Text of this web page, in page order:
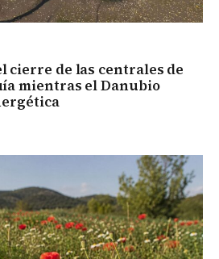
cierre de las centrales de
mientras el Danubio